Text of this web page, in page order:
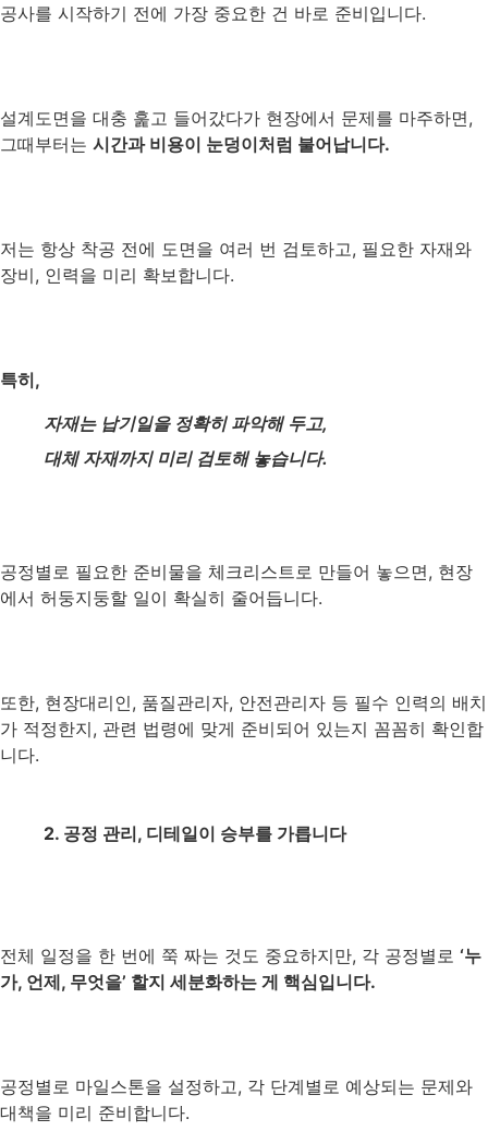
공사를 시작하기 전에 가장 중요한 건 바로 준비입니다.
설계도면을 대충 훑고 들어갔다가 현장에서 문제를 마주하면,
그때부터는 시간과 비용이 눈덩이처럼 불어납니다.
저는 항상 착공 전에 도면을 여러 번 검토하고, 필요한 자재와
장비, 인력을 미리 확보합니다.
특히,
자재는 납기일을 정확히 파악해 두고,
대체 자재까지 미리 검토해 놓습니다.
공정별로 필요한 준비물을 체크리스트로 만들어 놓으면, 현장
에서 허둥지둥할 일이 확실히 줄어듭니다.
또한, 현장대리인, 품질관리자, 안전관리자 등 필수 인력의 배치
가 적정한지, 관련 법령에 맞게 준비되어 있는지 꼼꼼히 확인합
니다.
2. 공정 관리, 디테일이 승부를 가릅니다
전체 일정을 한 번에 쭉 짜는 것도 중요하지만, 각 공정별로 ‘누
가, 언제, 무엇을’ 할지 세분화하는 게 핵심입니다.
공정별로 마일스톤을 설정하고, 각 단계별로 예상되는 문제와
대책을 미리 준비합니다.